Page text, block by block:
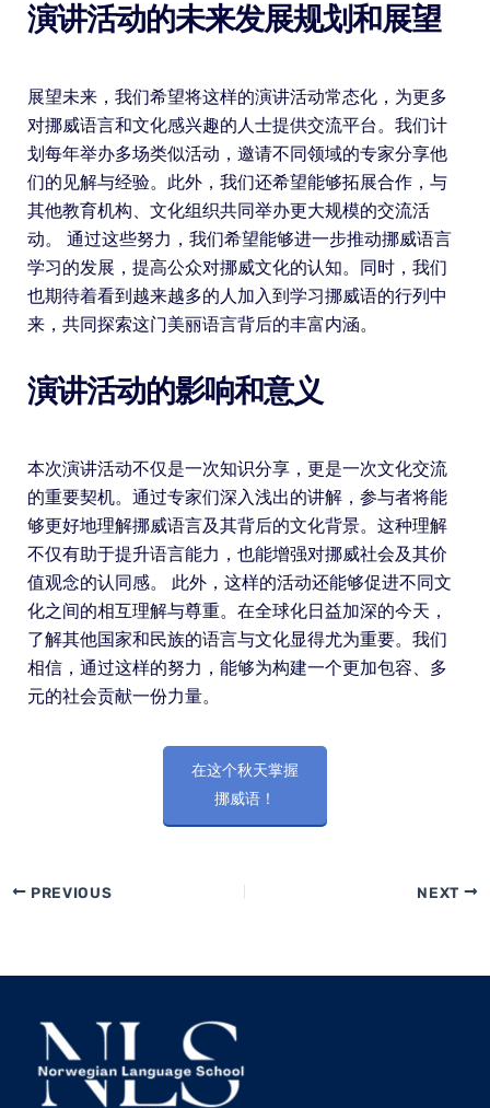
演讲活动的未来发展规划和展望
展望未来，我们希望将这样的演讲活动常态化，为更多
对挪威语言和文化感兴趣的人士提供交流平台。我们计
划每年举办多场类似活动，邀请不同领域的专家分享他
们的见解与经验。此外，我们还希望能够拓展合作，与
其他教育机构、文化组织共同举办更大规模的交流活
动。 通过这些努力，我们希望能够进一步推动挪威语言
学习的发展，提高公众对挪威文化的认知。同时，我们
也期待着看到越来越多的人加入到学习挪威语的行列中
来，共同探索这门美丽语言背后的丰富内涵。
演讲活动的影响和意义
本次演讲活动不仅是一次知识分享，更是一次文化交流
的重要契机。通过专家们深入浅出的讲解，参与者将能
够更好地理解挪威语言及其背后的文化背景。这种理解
不仅有助于提升语言能力，也能增强对挪威社会及其价
值观念的认同感。 此外，这样的活动还能够促进不同文
化之间的相互理解与尊重。在全球化日益加深的今天，
了解其他国家和民族的语言与文化显得尤为重要。我们
相信，通过这样的努力，能够为构建一个更加包容、多
元的社会贡献一份力量。
在这个秋天掌握
挪威语！
PREVIOUS NEXT